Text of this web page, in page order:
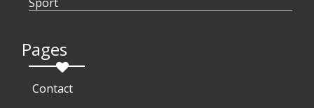
Pages
Contact